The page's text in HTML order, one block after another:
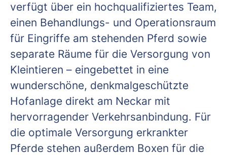
verfügt über ein hochqualifiziertes Team,
einen Behandlungs- und Operationsraum
für Eingriffe am stehenden Pferd sowie
separate Räume für die Versorgung von
Kleintieren – eingebettet in eine
wunderschöne, denkmalgeschützte
Hofanlage direkt am Neckar mit
hervorragender Verkehrsanbindung. Für
die optimale Versorgung erkrankter
Pferde stehen außerdem Boxen für die